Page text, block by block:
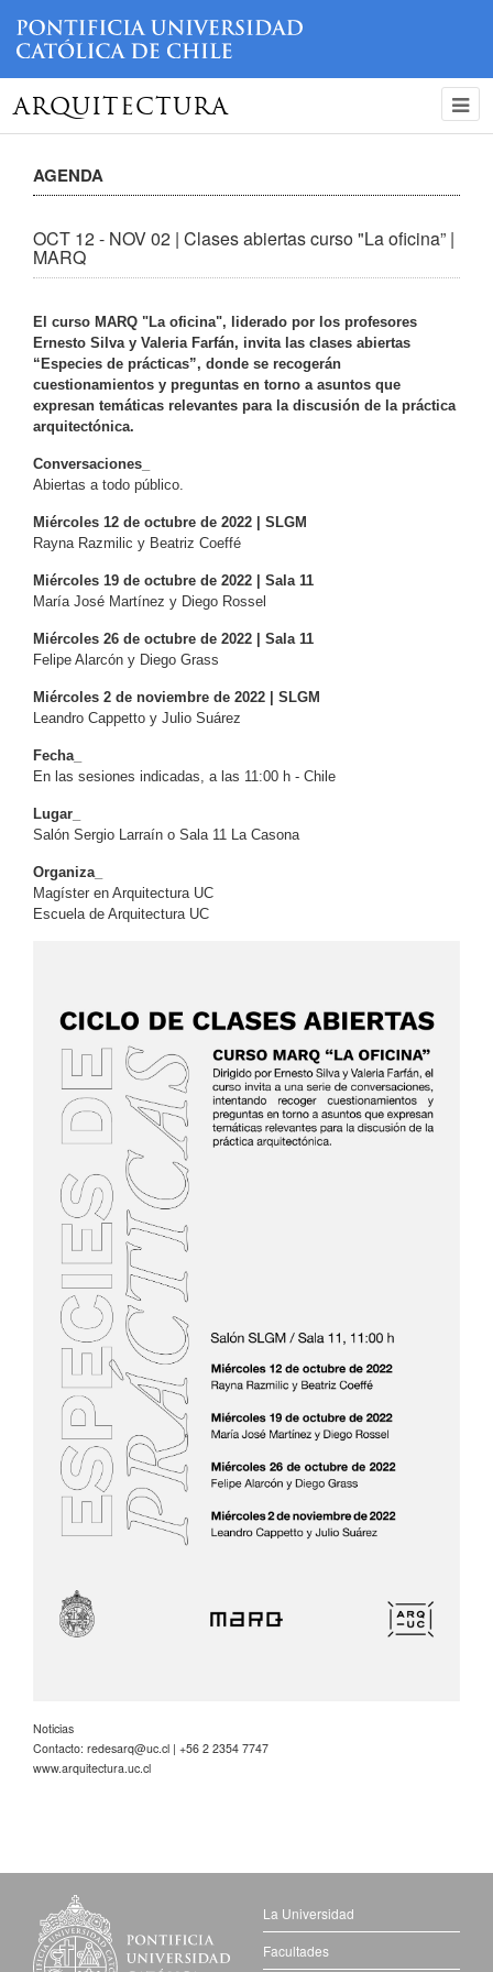
ARQUITECTURA
AGENDA
OCT 12 - NOV 02 | Clases abiertas curso "La oficina” |
MARQ
El curso MARQ "La oficina", liderado por los profesores
Ernesto Silva y Valeria Farfán, invita las clases abiertas
“Especies de prácticas”, donde se recogerán
cuestionamientos y preguntas en torno a asuntos que
expresan temáticas relevantes para la discusión de la práctica
arquitectónica.
Conversaciones_
Abiertas a todo público.
Miércoles 12 de octubre de 2022 | SLGM
Rayna Razmilic y Beatriz Coeffé
Miércoles 19 de octubre de 2022 | Sala 11
María José Martínez y Diego Rossel
Miércoles 26 de octubre de 2022 | Sala 11
Felipe Alarcón y Diego Grass
Miércoles 2 de noviembre de 2022 | SLGM
Leandro Cappetto y Julio Suárez
Fecha_
En las sesiones indicadas, a las 11:00 h - Chile
Lugar_
Salón Sergio Larraín o Sala 11 La Casona
Organiza_
Magíster en Arquitectura UC
Escuela de Arquitectura UC
Noticias
Contacto: redesarq@uc.cl | +56 2 2354 7747
www.arquitectura.uc.cl
La Universidad
Facultades